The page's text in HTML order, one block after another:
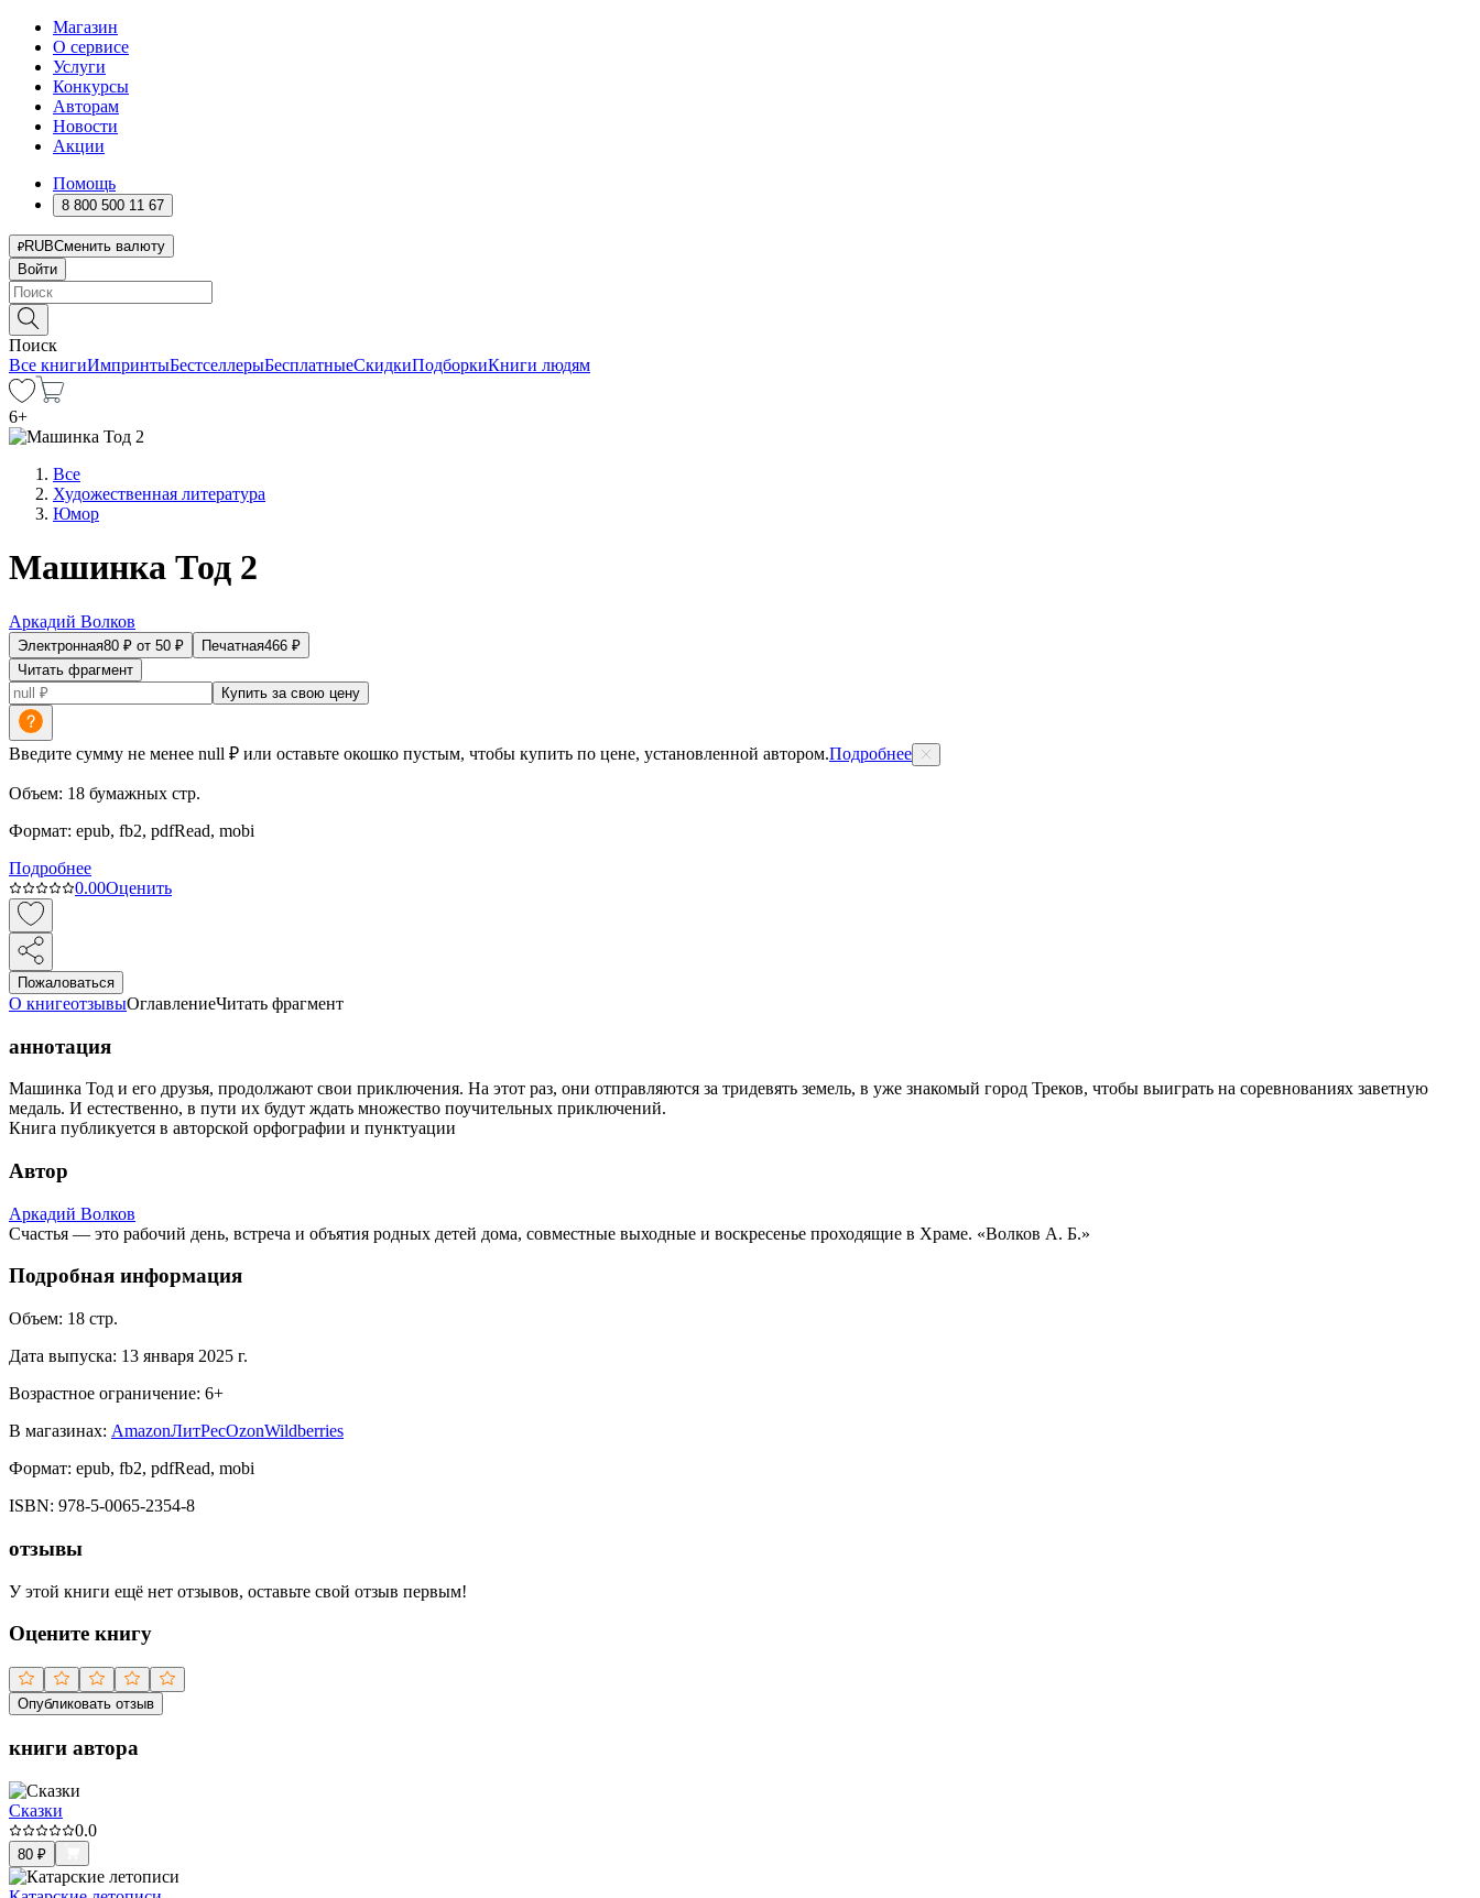
Магазин
О сервисе
Услуги
Конкурсы
Авторам
Новости
Акции
Помощь
8 800 500 11 67
RUBСменить валюту
Войти
Поиск
Все книгиИмпринтыБестселлерыБесплатныеСкидкиПодборкиКниги людям
6+
Все
Художественная литература
Юмор
Машинка Тод 2
Аркадий Волков
Электронная80 ₽ от 50 ₽ Печатная466 ₽
Читать фрагмент
Купить за свою цену
Введите сумму не менее null ₽ или оставьте окошко пустым, чтобы купить по цене, установленной автором.Подробнее
Объем: 18 бумажных стр.
Формат: epub, fb2, pdfRead, mobi
Подробнее
0.00Оценить
Пожаловаться
О книгеотзывыОглавлениеЧитать фрагмент
аннотация
Машинка Тод и его друзья, продолжают свои приключения. На этот раз, они отправляются за тридевять земель, в уже знакомый город Треков, чтобы выиграть на соревнованиях заветную
медаль. И естественно, в пути их будут ждать множество поучительных приключений.
Книга публикуется в авторской орфографии и пунктуации
Автор
Аркадий Волков
Счастья — это рабочий день, встреча и объятия родных детей дома, совместные выходные и воскресенье проходящие в Храме. «Волков А. Б.»
Подробная информация
Объем: 18 стр.
Дата выпуска: 13 января 2025 г.
Возрастное ограничение: 6+
В магазинах: AmazonЛитРесOzonWildberries
Формат: epub, fb2, pdfRead, mobi
ISBN: 978-5-0065-2354-8
отзывы
У этой книги ещё нет отзывов, оставьте свой отзыв первым!
Оцените книгу
Опубликовать отзыв
книги автора
Сказки
0.0
80 ₽